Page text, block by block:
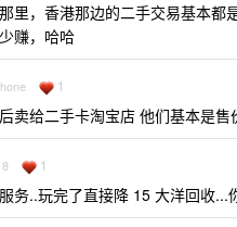
里，香港那边的二手交易基本
赚，哈哈
1
卖给二手卡淘宝店 他们基本是售
1
务..玩完了直接降 15 大洋回收...